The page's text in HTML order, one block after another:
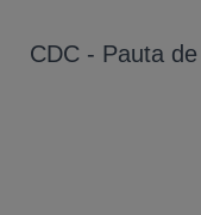
CDC - Pauta